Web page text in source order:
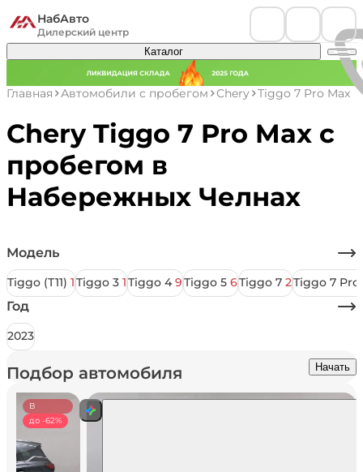
НабАвто
Дилерский центр
Каталог
Главная Автомобили с пробегом Chery Tiggo 7 Pro Max
Chery Tiggo 7 Pro Max с
пробегом в
Набережных Челнах
Подбор автомобиля Начать
Модель
Tiggo (T11) 1Tiggo 3 1Tiggo 49Tiggo 5 6Tiggo 7 2Tiggo 7 Pro
Год
2023
В
наличии
до -62%